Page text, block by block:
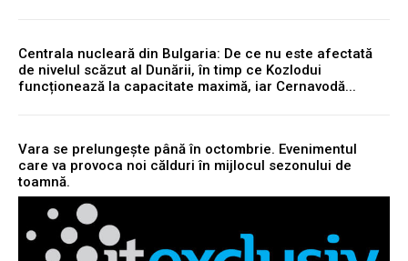
Centrala nucleară din Bulgaria: De ce nu este afectată
de nivelul scăzut al Dunării, în timp ce Kozlodui
funcționează la capacitate maximă, iar Cernavodă...
Vara se prelungește până în octombrie. Evenimentul
care va provoca noi călduri în mijlocul sezonului de
toamnă.